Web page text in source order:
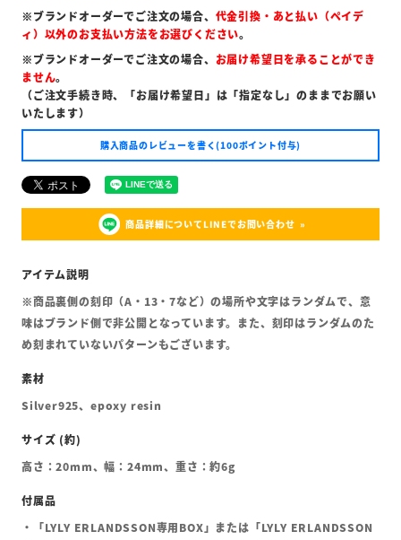
※ブランドオーダーでご注文の場合、 代金引換・あと払い（ペイデ
ィ）以外のお支払い方法をお選びください。
※ブランドオーダーでご注文の場合、 お届け希望日を承ることができ
ません。
（ご注文手続き時、「お届け希望日」は「指定なし」のままでお願い
いたします）
購入商品のレビューを書く(100ポイント付与)
商品詳細についてLINEでお問い合わせ
※商品裏側の刻印（A・13・7など）の場所や文字はランダムで、意
味はブランド側で非公開となっています。また、刻印はランダムのた
め刻まれていないパターンもございます。
Silver925、epoxy resin
高さ：20mm、幅：24mm、重さ：約6g
・「LYLY ERLANDSSON専用BOX」または「LYLY ERLANDSSON